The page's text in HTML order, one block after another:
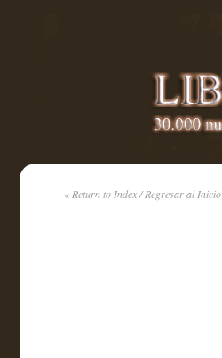
« Return to Index / Regresar al Inicio